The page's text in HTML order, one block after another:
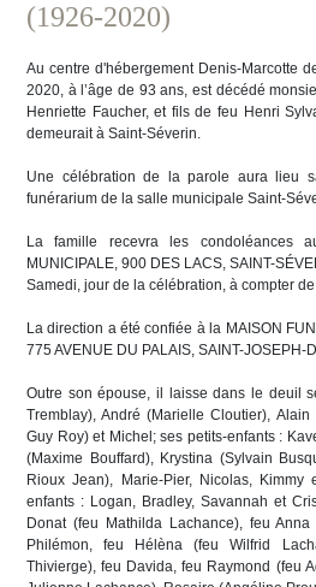
(1926-2020)
Au centre d'hébergement Denis-Marcotte
2020, à l’âge de 93 ans, est décédé
Henriette Faucher, et fils de feu Henri
demeurait à Saint-Séverin.
Une célébration de la parole aura lieu
funérarium de la salle municipale Saint-
La famille recevra les condoléances
MUNICIPALE, 900 DES LACS, SAINT-
Samedi, jour de la célébration, à compter
La direction a été confiée à la MAISON
775 AVENUE DU PALAIS, SAINT-JOSEPH-
Outre son épouse, il laisse dans le deuil
Tremblay), André (Marielle Cloutier),
Guy Roy) et Michel; ses petits-enfants :
(Maxime Bouffard), Krystina (Sylvain
Rioux Jean), Marie-Pier, Nicolas, Kimmy
enfants : Logan, Bradley, Savannah et
Donat (feu Mathilda Lachance), feu
Philémon, feu Hélèna (feu Wilfrid
Thivierge), feu Davida, feu Raymond (feu